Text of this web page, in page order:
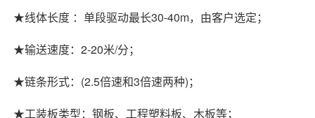
★线体长度 ：单段驱动最长30-40m，由客户选定；
★输送速度：2-20米/分；
★链条形式：(2.5倍速和3倍速两种)；
★工装板类型：钢板、工程塑料板、木板等；